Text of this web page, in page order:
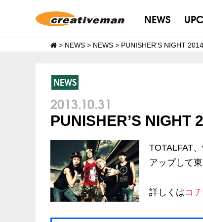
NEWS
> NEWS > NEWS > PUNISHER’S NIGHT
NEWS
2013.10.31
PUNISHER’S NIGHT
TOTALFAT
アップして
詳しくはコ